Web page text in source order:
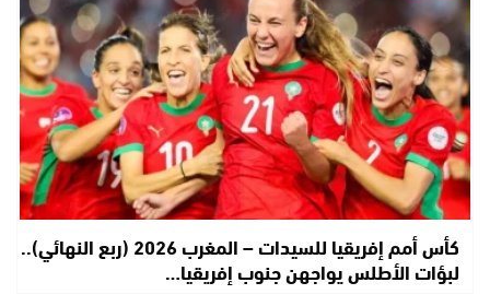
كأس أمم إفريقيا للسيدات – المغرب 2026 (ربع النهائي)..
لبؤات الأطلس يواجهن جنوب إفريقيا…